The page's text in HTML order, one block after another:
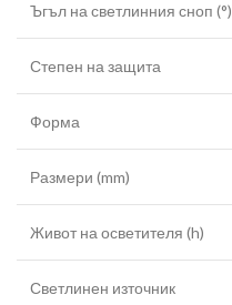
Ъгъл на светлинния сноп (°)
Степен на защита
Форма
Размери (mm)
Живот на осветителя (h)
Светлинен източник